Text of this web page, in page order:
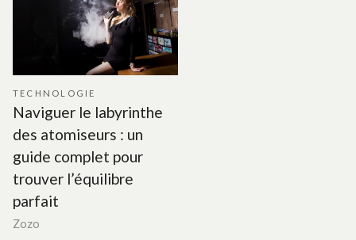
TECHNOLOGIE
Naviguer le labyrinthe
des atomiseurs : un
guide complet pour
trouver l’équilibre
parfait
Zozo